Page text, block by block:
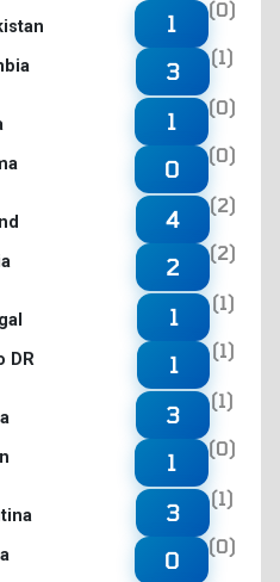
1
(0)
3
(1)
1
(0)
0
(0)
4
(2)
2
(2)
DR
1
(1)
1
(1)
3
(1)
1
(0)
3
(1)
0
(0)